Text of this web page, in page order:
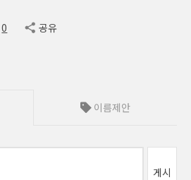
0 공유
이름제안
게시